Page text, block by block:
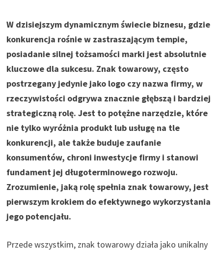
W dzisiejszym dynamicznym świecie biznesu, gdzie
konkurencja rośnie w zastraszającym tempie,
posiadanie silnej tożsamości marki jest absolutnie
kluczowe dla sukcesu. Znak towarowy, często
postrzegany jedynie jako logo czy nazwa firmy, w
rzeczywistości odgrywa znacznie głębszą i bardziej
strategiczną rolę. Jest to potężne narzędzie, które
nie tylko wyróżnia produkt lub usługę na tle
konkurencji, ale także buduje zaufanie
konsumentów, chroni inwestycje firmy i stanowi
fundament jej długoterminowego rozwoju.
Zrozumienie, jaką rolę spełnia znak towarowy, jest
pierwszym krokiem do efektywnego wykorzystania
jego potencjału.
Przede wszystkim, znak towarowy działa jako unikalny